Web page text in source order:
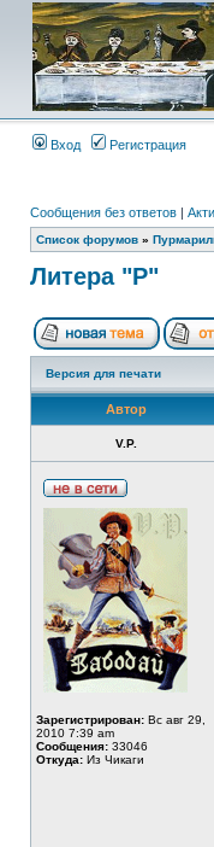
Вход Регистрация
Сообщения без ответов |
Список форумов »
Литера "Р"
Версия для печати
Автор
V.P.
Зарегистрирован: Вс авг 29,
2010 7:39 am
Сообщения: 33046
Откуда: Из Чикаги